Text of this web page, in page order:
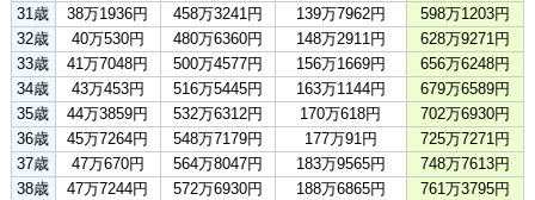
31歳
38万1936円 458万3241円 139万7962円
598万1203円
32歳
40万530円 480万6360円 148万2911円
628万9271円
33歳
41万7048円 500万4577円 156万1669円
656万6248円
34歳
43万453円 516万5445円 163万1144円
679万6589円
35歳
44万3859円 532万6312円 170万618円
702万6930円
36歳
45万7264円 548万7179円 177万91円
725万7271円
37歳
47万670円 564万8047円 183万9565円
748万7613円
38歳
47万7244円 572万6930円 188万6865円
761万3795円